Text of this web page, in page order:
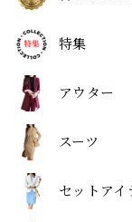
特集
アウター
スーツ
セットアイ